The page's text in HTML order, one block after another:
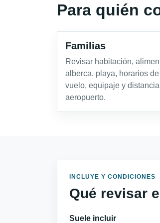
Para quién
Familias
Revisar habitación,
alberca, playa, horarios de
vuelo, equipaje y distancia
aeropuerto.
INCLUYE Y CONDICIONES
Qué revisar
Suele incluir